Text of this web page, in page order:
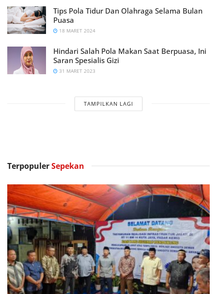
Tips Pola Tidur Dan Olahraga Selama Bulan
Puasa
18 MARET 2024
Hindari Salah Pola Makan Saat Berpuasa, Ini
Saran Spesialis Gizi
31 MARET 2023
TAMPILKAN LAGI
TerpopulerSepekan